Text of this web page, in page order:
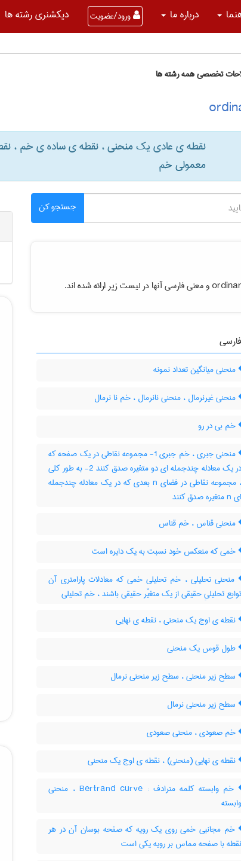
درباره ما ورود/عضویت دیکشنری رشته ها
تخصصی همه رشته ها
نقطه ی عادی یک منحنی ، نقطه ی ساده ی خم ،
معمولی خم
جستجو کن
و معنی فارسی آنها در لیست زیر ارائه شده اند.
فارسی
منحنی میانگین تعداد نمونه
منحنی غیرنرمال ، منحنی نانرمال ، خم نا نرمال
خم بی در رو
منحنی جبری ، خم جبری 1- مجموعه نقاطی در یک صفحه که
در یک معادله چندجمله ای دو متغیره صدق کنند 2- به طور کلی
، مجموعه نقاطی در فضای n بعدی که در یک معادله چندجمله
ای n متغیره صدق کنند
منحنی قناس ، خم قناس
خمی که منعکس خود نسبت به یک دایره است
منحنی تحلیلی ، خم تحلیلی خمی که معادلات پارامتری آن
توابع تحلیلیِ حقیقی از یک متغیّر حقیقی باشند ، خم تحلیلی
نقطه ی اوج یک منحنی ، نقطه ی نهایی
طول قوس یک منحنی
سطح زیر منحنی ، سطح زیر منحنی نرمال
سطح زیر منحنی نرمال
خم صعودی ، منحنی صعودی
نقطه ی نهایی (منحنی) ، نقطه ی اوج یک منحنی
خم وابسته کلمه مترادف : Bertrand curve ، منحنی
وابسته
خم مجانبی خمی روی یک رویه که صفحه بوسان آن در هر
نقطه با صفحه مماس بر رویه یکی است